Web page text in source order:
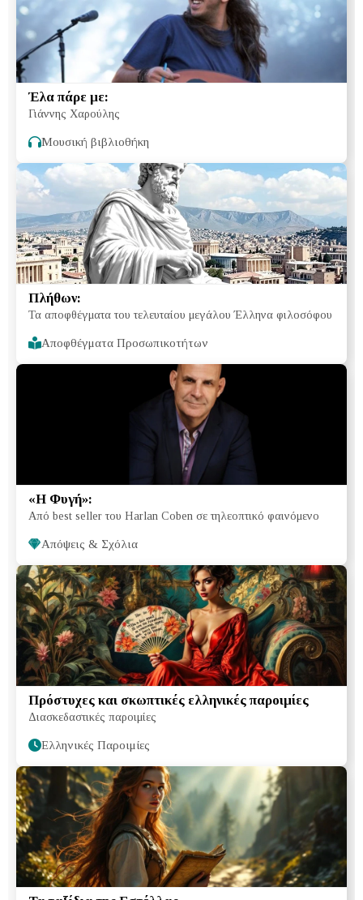
Έλα πάρε με:
Γιάννης Χαρούλης
Μουσική βιβλιοθήκη
Πλήθων:
Τα αποφθέγματα του τελευταίου μεγάλου Έλληνα φιλοσόφου
Αποφθέγματα Προσωπικοτήτων
«Η Φυγή»:
Από best seller του Harlan Coben σε τηλεοπτικό φαινόμενο
Απόψεις & Σχόλια
Πρόστυχες και σκωπτικές ελληνικές παροιμίες
Διασκεδαστικές παροιμίες
Ελληνικές Παροιμίες